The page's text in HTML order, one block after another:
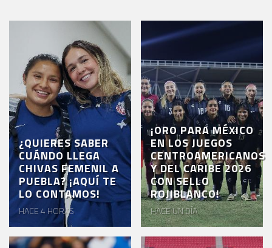
¿QUIERES SABER
CUÁNDO LLEGA
CHIVAS FEMENIL A
PUEBLA? ¡AQUÍ TE
LO CONTAMOS!
HACE 4 HORAS
¡ORO PARA MÉXICO
EN LOS JUEGOS
CENTROAMERICANOS
Y DEL CARIBE 2026
CON SELLO
ROJIBLANCO!
HACE UN DÍA